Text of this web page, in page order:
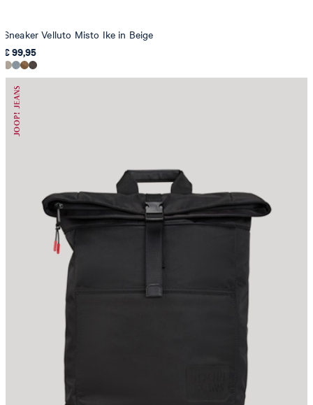
Sneaker Velluto Misto Ike in Beige
€ 99,95